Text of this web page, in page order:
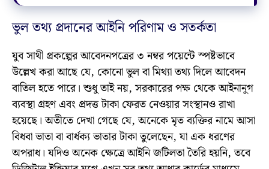
ভুল তথ্য প্রদানের আইনি পরিণাম ও সতর্কতা
যুব সাথী প্রকল্পের আবেদনপত্রের ৩ নম্বর পয়েন্টে স্পষ্টভাবে
উল্লেখ করা আছে যে, কোনো ভুল বা মিথ্যা তথ্য দিলে আবেদন
বাতিল হতে পারে। শুধু তাই নয়, সরকারের পক্ষ থেকে আইনানুগ
ব্যবস্থা গ্রহণ এবং প্রদত্ত টাকা ফেরত নেওয়ার সংস্থানও রাখা
হয়েছে। অতীতে দেখা গেছে যে, অনেকে মৃত ব্যক্তির নামে আসা
বিধবা ভাতা বা বার্ধক্য ভাতার টাকা তুলেছেন, যা এক ধরণের
অপরাধ। যদিও অনেক ক্ষেত্রে আইনি জটিলতা তৈরি হয়নি, তবে